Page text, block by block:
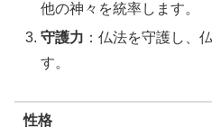
他の神々を統率します。
守護力 ：仏法を守護し、
す。
性格